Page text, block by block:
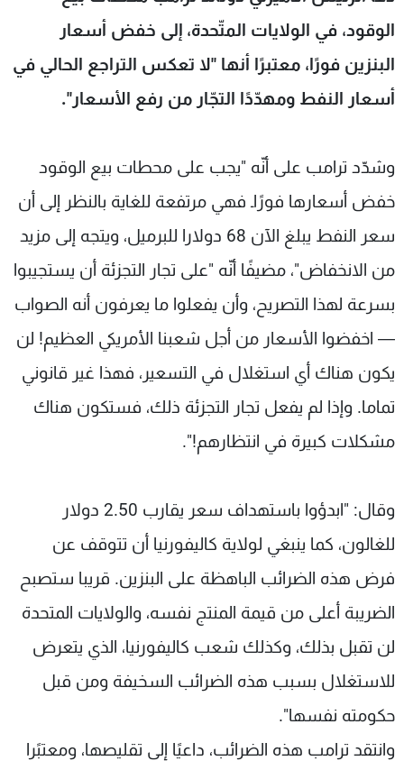
الوقود، في الولايات المتّحدة، إلى خفض أسعار
البنزين فورًا، معتبرًا أنها "لا تعكس التراجع الحالي في
أسعار النفط ومهدّدًا التجّار من رفع الأسعار".
وشدّد ترامب على أنّه "يجب على محطات بيع الوقود
خفض أسعارها فورًاـ فهي مرتفعة للغاية بالنظر إلى أن
سعر النفط يبلغ الآن 68 دولارا للبرميل، ويتجه إلى مزيد
من الانخفاض"، مضيفًا أنّه "على تجار التجزئة أن يستجيبوا
بسرعة لهذا التصريح، وأن يفعلوا ما يعرفون أنه الصواب
— اخفضوا الأسعار من أجل شعبنا الأمريكي العظيم! لن
يكون هناك أي استغلال في التسعير، فهذا غير قانوني
تماما. وإذا لم يفعل تجار التجزئة ذلك، فستكون هناك
مشكلات كبيرة في انتظارهم!".
وقال: "ابدؤوا باستهداف سعر يقارب 2.50 دولار
للغالون، كما ينبغي لولاية كاليفورنيا أن تتوقف عن
فرض هذه الضرائب الباهظة على البنزين. قريبا ستصبح
الضريبة أعلى من قيمة المنتج نفسه، والولايات المتحدة
لن تقبل بذلك، وكذلك شعب كاليفورنيا، الذي يتعرض
للاستغلال بسبب هذه الضرائب السخيفة ومن قبل
حكومته نفسها".
وانتقد ترامب هذه الضرائب، داعيًا إلى تقليصها، ومعتبًرا
شاهد البرامج
الترددات
عن MTV
وظائف
سياسة الخصوصية